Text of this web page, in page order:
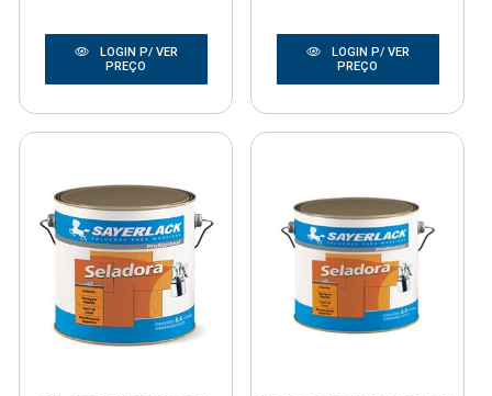
LOGIN P/ VER
PREÇO
LOGIN P/ VER
PREÇO